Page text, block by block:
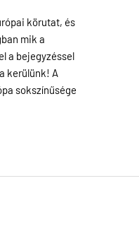
körutat, és
mik a
a bejegyzéssel
kerülünk! A
sokszínűsége